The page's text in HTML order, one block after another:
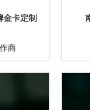
金卡定制
商